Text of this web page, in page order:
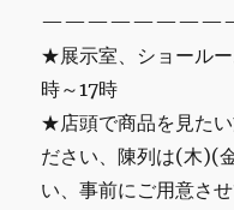
★展示室、ショール
時～17時
★店頭で商品を見たい
ださい、陳列は(木)(
い、事前にご用意さ